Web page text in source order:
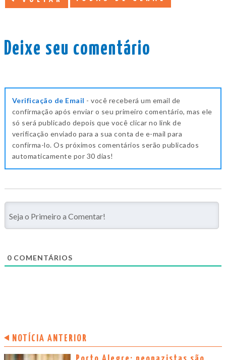
Deixe seu comentário
Verificação de Email - você receberá um email de
confirmação após enviar o seu primeiro comentário, mas ele
só será publicado depois que você clicar no link de
verificação enviado para a sua conta de e-mail para
confirma-lo. Os próximos comentários serão publicados
automaticamente por 30 dias!
0 COMENTÁRIOS
NOTÍCIA ANTERIOR